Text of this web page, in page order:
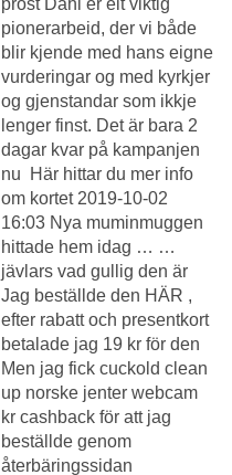
prost Dahl er eit viktig
pionerarbeid, der vi både
blir kjende med hans eigne
vurderingar og med kyrkjer
og gjenstandar som ikkje
lenger finst. Det är bara 2
dagar kvar på kampanjen
nu ​ Här hittar du mer info
om kortet 2019-10-02
16:03 Nya muminmuggen
hittade hem idag … …
jävlars vad gullig den är
Jag beställde den HÄR ,
efter rabatt och presentkort
betalade jag 19 kr för den
Men jag fick cuckold clean
up norske jenter webcam
kr cashback för att jag
beställde genom
återbäringssidan